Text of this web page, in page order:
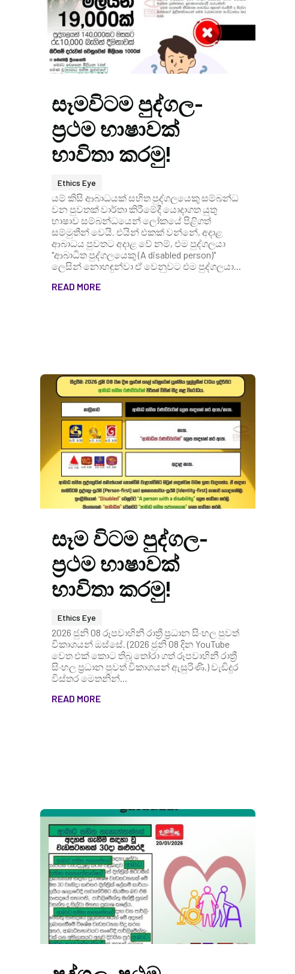
සෑමවිටම පුද්ගල-
ප්‍රථම භාෂාවක්
භාවිතා කරමු!
Ethics Eye
යම් කිසි ආබාධයක් සහිත පුද්ගලයෙකු සම්බන්ධ
වන පුවතක් වාර්තා කිරීමේදී යොදාගත යුතු
භාෂාව සම්බන්ධයෙන් ලෝකයේ පිළිගත්
සම්මුතීන් වෙයි. එයින් එකක් වන්නේ, අදාළ
ආබාධය පුවතට අදාළ වේ නම්, එම පුද්ගලයා
"ආබාධිත පුද්ගලයෙකු (A disabled person)"
ලෙසින් නොහඳුන්වා ඒ වෙනුවට එම පුද්ගලයා...
READ MORE
සෑම විටම පුද්ගල-
ප්‍රථම භාෂාවක්
භාවිතා කරමු!
Ethics Eye
2026 ජුනි 08 රූපවාහිනී රාත්‍රී ප්‍රධාන සිංහල පුවත්
විකාශයන් ඔස්සේ. (2026 ජුනි 08 දින YouTube
වෙත එක් කොට තිබූ තෝරා ගත් රූපවාහිනී රාත්‍රී
සිංහල ප්‍රධාන පුවත් විකාශයන් ඇසුරිණි.) වැඩිදුර
විස්තර මෙතනින්...
READ MORE